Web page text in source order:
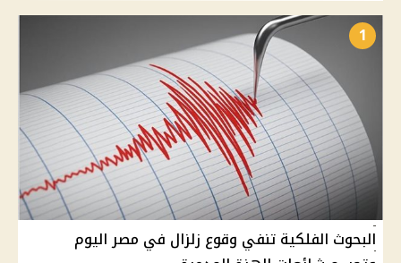
1
البحوث الفلكية تنفي وقوع زلزال في مصر اليوم